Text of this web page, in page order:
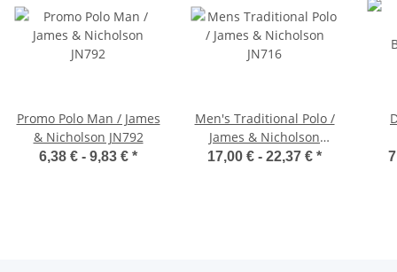
Promo Polo Man / James
& Nicholson JN792
6,38 € - 9,83 € *
Men's Traditional Polo /
James & Nicholson
JN716
17,00 € - 22,37 € *